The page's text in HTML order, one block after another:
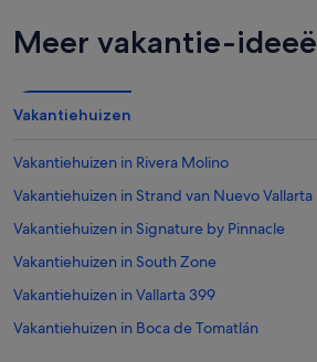
Meer vakantie-
Vakantiehuizen
Vakantiehuizen in Rivera Molino
Vakantiehuizen in Strand van Nuevo Vallarta
Vakantiehuizen in Signature by Pinnacle
Vakantiehuizen in South Zone
Vakantiehuizen in Vallarta 399
Vakantiehuizen in Boca de Tomatlán